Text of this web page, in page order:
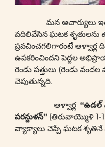
మన ఆచార్యులు ఇతర
వదిలివేసిన ఘటక శృతులను
ప్రవచించగలిగారంటే ఆళ్వార్ల
ఉపకరించిందని పెద్దల
రెండు పత్తులు (రెండు
చెపుతున్నది.
ఆళ్వార్ల “ఉడల్
పరన్దుళన్” (తిరువాయ్మొళి 1-
వ్యాక్యాలు చెప్పే ఘటక శృతినే